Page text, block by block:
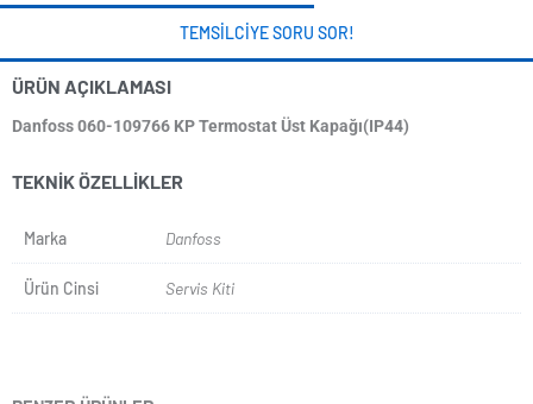
TEMSILCIYE SORU SOR!
ÜRÜN AÇIKLAMASI
Danfoss 060-109766 KP Termostat Üst Kapağı(IP44)
TEKNIK ÖZELLIKLER
Marka Danfoss
Ürün Cinsi Servis Kiti